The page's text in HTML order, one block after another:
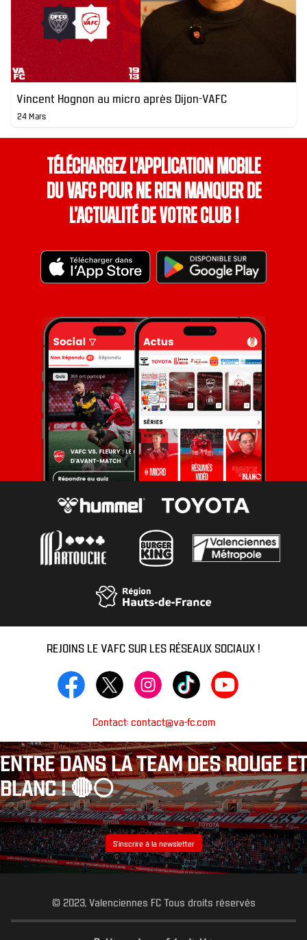
Vincent Hognon au micro après Dijon-VAFC
24 Mars
Téléchargez l’application mobile
du VAFC pour ne rien manquer de
l’actualité de votre club !
REJOINS LE VAFC SUR LES RÉSEAUX SOCIAUX !
Contact: contact@va-fc.com
ENTRE DANS LA TEAM DES ROUGE ET
BLANC ! 🔴⚪️
S’inscrire à la newsletter
© 2023, Valenciennes FC Tous droits réservés